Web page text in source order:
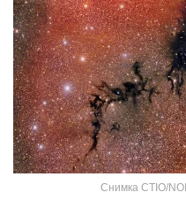
Снимка CTIO/